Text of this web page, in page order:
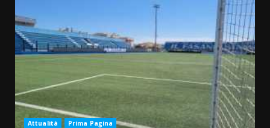
Attualità Prima Pagina